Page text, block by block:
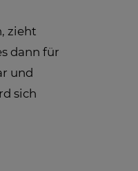
zieht
dann für
und
sich